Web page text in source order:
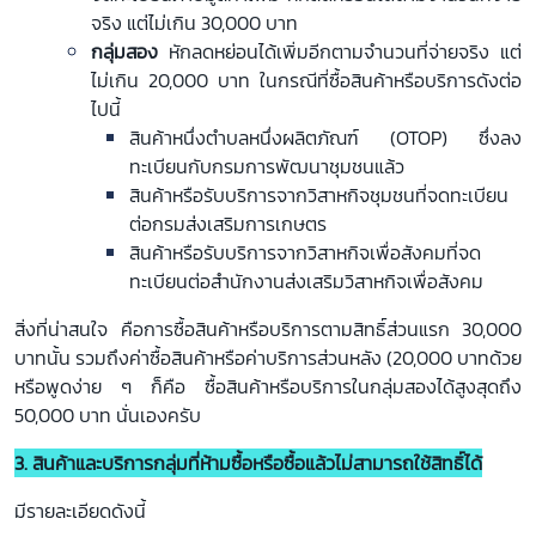
นโยบาย
จริง แต่ไม่เกิน 30,000 บาท
กลุ่มสอง หักลดหย่อนได้เพิ่มอีกตามจำนวนที่จ่ายจริง แต่
ไม่เกิน 20,000 บาท ในกรณีที่ซื้อสินค้าหรือบริการดังต่อ
ไปนี้
สินค้าหนึ่งตำบลหนึ่งผลิตภัณฑ์ (OTOP) ซึ่งลง
ทะเบียนกับกรมการพัฒนาชุมชนแล้ว
สินค้าหรือรับบริการจากวิสาหกิจชุมชนที่จดทะเบียน
ต่อกรมส่งเสริมการเกษตร
สินค้าหรือรับบริการจากวิสาหกิจเพื่อสังคมที่จด
ทะเบียนต่อสำนักงานส่งเสริมวิสาหกิจเพื่อสังคม
สิ่งที่น่าสนใจ คือการซื้อสินค้าหรือบริการตามสิทธิ์ส่วนแรก 30,000
บาทนั้น รวมถึงค่าซื้อสินค้าหรือค่าบริการส่วนหลัง (20,000 บาทด้วย
หรือพูดง่าย ๆ ก็คือ ซื้อสินค้าหรือบริการในกลุ่มสองได้สูงสุดถึง
50,000 บาท นั่นเองครับ
3. สินค้าและบริการกลุ่มที่ห้ามซื้อหรือซื้อแล้วไม่สามารถใช้สิทธิ์ได้
มีรายละเอียดดังนี้